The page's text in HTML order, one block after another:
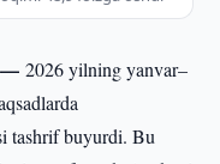
—2026 yilning yanvar–
tashrif buyurdi. Bu